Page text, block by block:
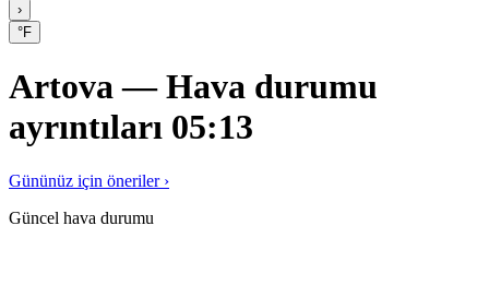
›
°F
Artova — Hava durumu
ayrıntıları 05:13
Gününüz için öneriler ›
Güncel hava durumu